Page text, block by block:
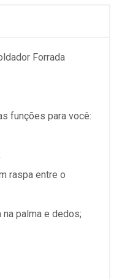
Forrada
funções para você:
raspa entre o
palma e dedos;